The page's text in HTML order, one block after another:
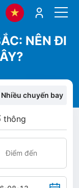
NÊN ĐI
Nhiều chuyến bay
thông